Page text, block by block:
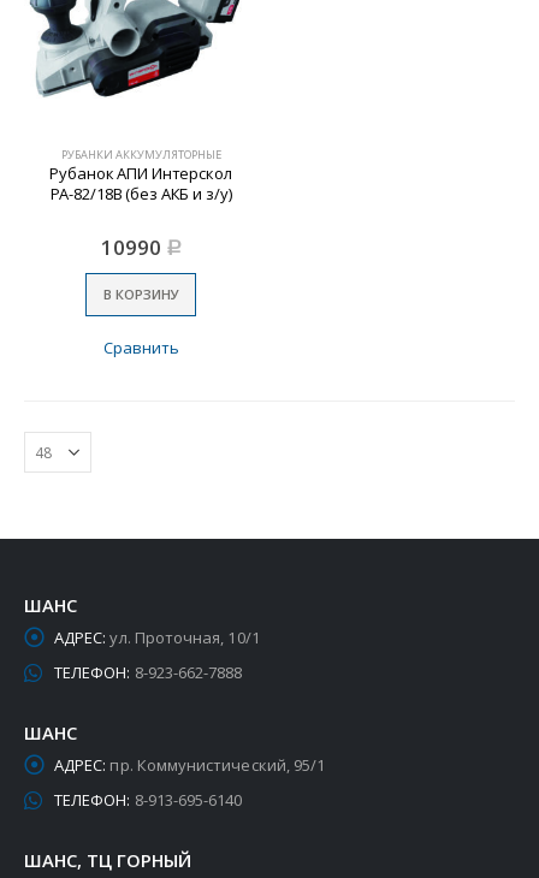
РУБАНКИ АККУМУЛЯТОРНЫЕ
Рубанок АПИ Интерскол
РА-82/18В (без АКБ и з/у)
10990 Р
В КОРЗИНУ
Сравнить
ШАНС
АДРЕС: ул. Проточная, 10/1
ТЕЛЕФОН: 8-923-662-7888
ШАНС
АДРЕС: пр. Коммунистический, 95/1
ТЕЛЕФОН: 8-913-695-6140
ШАНС, ТЦ ГОРНЫЙ